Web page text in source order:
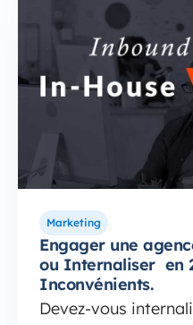
Marketing
Engager une
ou Internaliser en
Inconvénients.
Devez-vous